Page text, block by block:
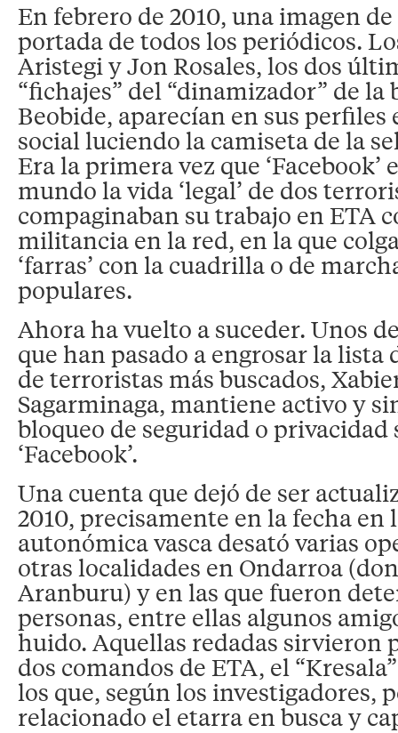
En febrero de 2010, una imagen de
portada de todos los periódicos.
Aristegi y Jon Rosales, los dos
“fichajes” del “dinamizador” de la
Beobide, aparecían en sus perfiles
social luciendo la camiseta de la
Era la primera vez que ‘Facebook’
mundo la vida ‘legal’ de dos
compaginaban su trabajo en ETA
militancia en la red, en la que
‘farras’ con la cuadrilla o de
populares.
Ahora ha vuelto a suceder. Unos
que han pasado a engrosar la lista
de terroristas más buscados,
Sagarminaga, mantiene activo y
bloqueo de seguridad o privacidad
‘Facebook’.
Una cuenta que dejó de ser
2010, precisamente en la fecha en
autonómica vasca desató varias
otras localidades en Ondarroa
Aranburu) y en las que fueron
personas, entre ellas algunos
huido. Aquellas redadas sirvieron
dos comandos de ETA, el
los que, según los investigadores,
relacionado el etarra en busca y